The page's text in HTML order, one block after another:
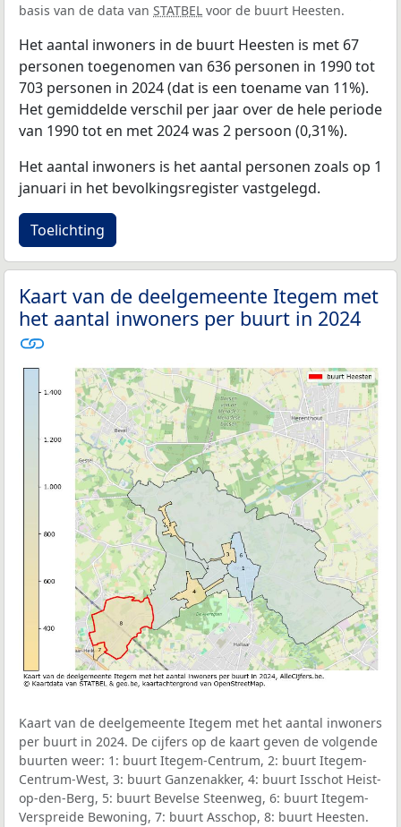
basis van de data van STATBEL voor de buurt Heesten.
Het aantal inwoners in de buurt Heesten is met 67
personen toegenomen van 636 personen in 1990 tot
703 personen in 2024 (dat is een toename van 11%).
Het gemiddelde verschil per jaar over de hele periode
van 1990 tot en met 2024 was 2 persoon (0,31%).
Het aantal inwoners is het aantal personen zoals op 1
januari in het bevolkingsregister vastgelegd.
Toelichting
Kaart van de deelgemeente Itegem met
het aantal inwoners per buurt in 2024
Kaart van de deelgemeente Itegem met het aantal inwoners
per buurt in 2024. De cijfers op de kaart geven de volgende
buurten weer: 1: buurt Itegem-Centrum, 2: buurt Itegem-
Centrum-West, 3: buurt Ganzenakker, 4: buurt Isschot Heist-
op-den-Berg, 5: buurt Bevelse Steenweg, 6: buurt Itegem-
Verspreide Bewoning, 7: buurt Asschop, 8: buurt Heesten.